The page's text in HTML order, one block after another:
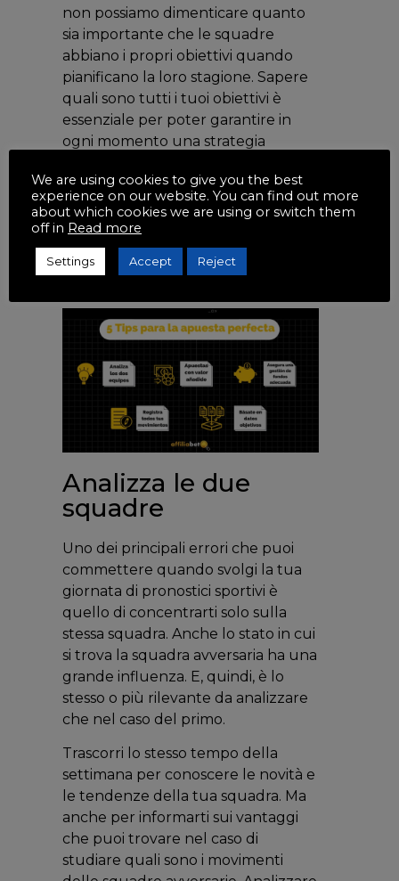
non possiamo dimenticare quanto
sia importante che le squadre
abbiano i propri obiettivi quando
pianificano la loro stagione. Sapere
quali sono tutti i tuoi obiettivi è
essenziale per poter garantire in
ogni momento una strategia
Cinque "consigli"
da tenere a
mente
Analizza le due
squadre
Uno dei principali errori che puoi
commettere quando svolgi la tua
giornata di pronostici sportivi è
quello di concentrarti solo sulla
stessa squadra. Anche lo stato in cui
si trova la squadra avversaria ha una
grande influenza. E, quindi, è lo
stesso o più rilevante da analizzare
che nel caso del primo.
Trascorri lo stesso tempo della
settimana per conoscere le novità e
le tendenze della tua squadra. Ma
anche per informarti sui vantaggi
che puoi trovare nel caso di
studiare quali sono i movimenti
We are using cookies to give you the best
experience on our website. You can find out more
about which cookies we are using or switch them
off in Read more
Settings Accept Reject